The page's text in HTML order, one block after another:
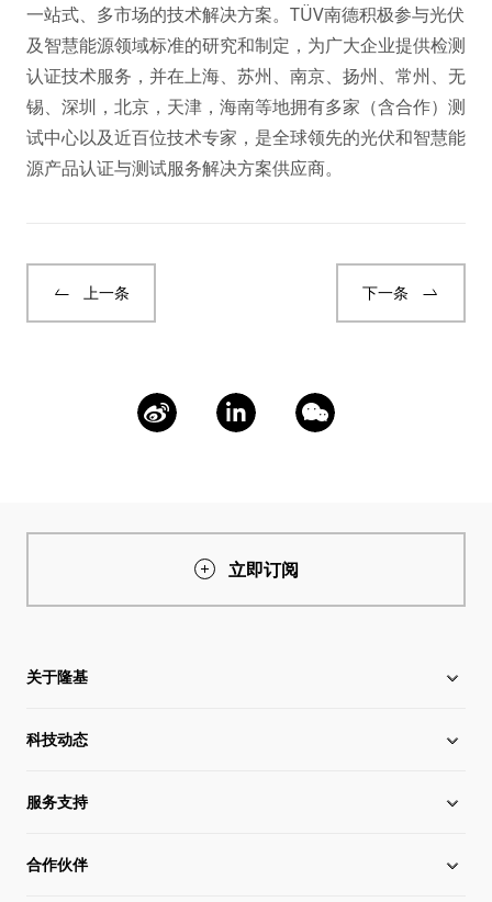
一站式、多市场的技术解决方案。TÜV南德积极参与光伏
及智慧能源领域标准的研究和制定，为广大企业提供检测
认证技术服务，并在上海、苏州、南京、扬州、常州、无
锡、深圳，北京，天津，海南等地拥有多家（含合作）测
试中心以及近百位技术专家，是全球领先的光伏和智慧能
源产品认证与测试服务解决方案供应商。
上一条 下一条
立即订阅
关于隆基
关于隆基
全球化布局
管理层信息
科技动态
硅片价格
行业动态
服务支持
下载中心
合作伙伴